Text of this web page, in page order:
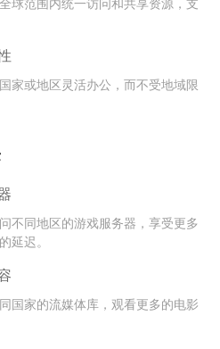
家或地区灵活办公，而不受地域限
不同地区的游戏服务器，享受更多
延迟。
国家的流媒体库，观看更多的电影